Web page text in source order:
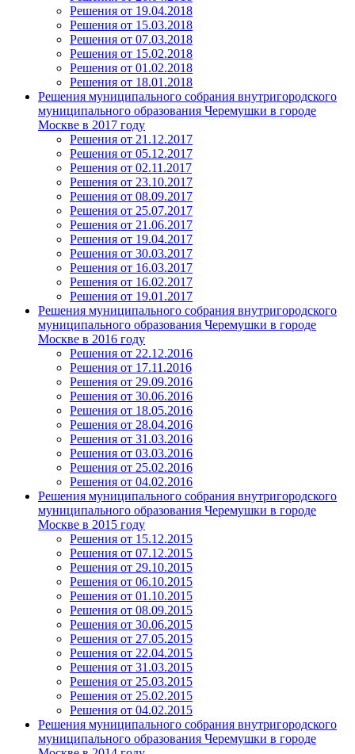
Решения от 19.04.2018
Решения от 15.03.2018
Решения от 07.03.2018
Решения от 15.02.2018
Решения от 01.02.2018
Решения от 18.01.2018
Решения муниципального собрания внутригородского
муниципального образования Черемушки в городе
Москве в 2017 году
Решения от 21.12.2017
Решения от 05.12.2017
Решения от 02.11.2017
Решения от 23.10.2017
Решения от 08.09.2017
Решения от 25.07.2017
Решения от 21.06.2017
Решения от 19.04.2017
Решения от 30.03.2017
Решения от 16.03.2017
Решения от 16.02.2017
Решения от 19.01.2017
Решения муниципального собрания внутригородского
муниципального образования Черемушки в городе
Москве в 2016 году
Решения от 22.12.2016
Решения от 17.11.2016
Решения от 29.09.2016
Решения от 30.06.2016
Решения от 18.05.2016
Решения от 28.04.2016
Решения от 31.03.2016
Решения от 03.03.2016
Решения от 25.02.2016
Решения от 04.02.2016
Решения муниципального собрания внутригородского
муниципального образования Черемушки в городе
Москве в 2015 году
Решения от 15.12.2015
Решения от 07.12.2015
Решения от 29.10.2015
Решения от 06.10.2015
Решения от 01.10.2015
Решения от 08.09.2015
Решения от 30.06.2015
Решения от 27.05.2015
Решения от 22.04.2015
Решения от 31.03.2015
Решения от 25.03.2015
Решения от 25.02.2015
Решения от 04.02.2015
Решения муниципального собрания внутригородского
муниципального образования Черемушки в городе